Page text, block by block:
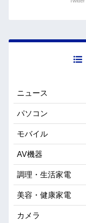
ニュース
パソコン
モバイル
AV機器
調理・生活家電
美容・健康家電
カメラ